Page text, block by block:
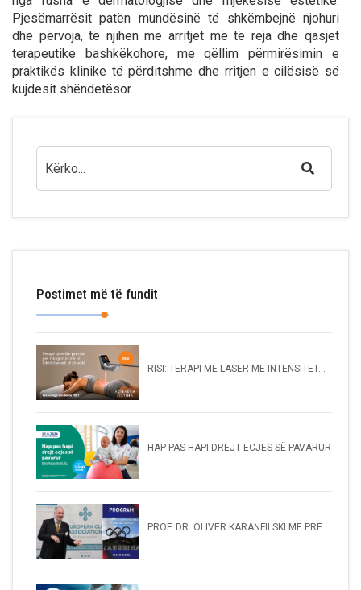
Pjesëmarrësit patën mundësinë të shkëmbejnë njohuri
dhe përvoja, të njihen me arritjet më të reja dhe qasjet
terapeutike bashkëkohore, me qëllim përmirësimin e
praktikës klinike të përditshme dhe rritjen e cilësisë së
kujdesit shëndetësor.
Postimet më të fundit
RISI: TERAPI ME LASER ME INTENSITET...
HAP PAS HAPI DREJT ECJES SË PAVARUR
PROF. DR. OLIVER KARANFILSKI ME PRE...